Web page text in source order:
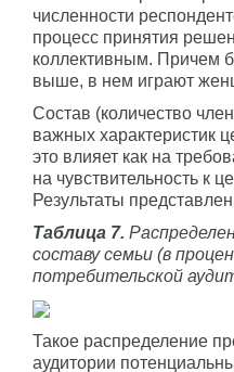
численности
процесс принятия
коллективным. Причем
выше, в нем играют
Состав (количество
важных характеристик
это влияет как на
на чувствительность к
Результаты
Таблица 7.
составу семьи (в
потребительской
Такое распределение
аудитории